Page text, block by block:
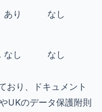
あり なし
なし
なし
おり、ドキュメント
UKのデータ保護附則